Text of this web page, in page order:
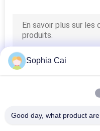
Sophia Cai
Good day, what product